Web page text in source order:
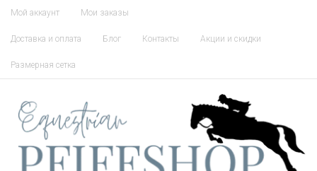
Мой аккаунт Мои заказы
Доставка и оплата Блог Контакты Акции и скидки
Размерная сетка